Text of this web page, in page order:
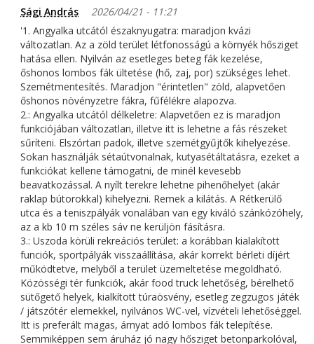
Sági András
2026/04/21 - 11:21
'1. Angyalka utcától északnyugatra: maradjon kvázi
változatlan. Az a zöld terület létfonosságú a környék hősziget
hatása ellen. Nyilván az esetleges beteg fák kezelése,
őshonos lombos fák ültetése (hő, zaj, por) szükséges lehet.
Szemétmentesítés. Maradjon "érintetlen" zöld, alapvetően
őshonos növényzetre fákra, fűfélékre alapozva.
2.: Angyalka utcától délkeletre: Alapvetően ez is maradjon
funkciójában változatlan, illetve itt is lehetne a fás részeket
sűríteni. Elszórtan padok, illetve szemétgyűjtők kihelyezése.
Sokan használják sétaútvonalnak, kutyasétáltatásra, ezeket a
funkciókat kellene támogatni, de minél kevesebb
beavatkozással. A nyílt terekre lehetne pihenőhelyet (akár
raklap bútorokkal) kihelyezni. Remek a kilátás. A Rétkerülő
utca és a teniszpályák vonalában van egy kiváló szánkózóhely,
az a kb 10 m széles sáv ne kerüljön fásításra.
3.: Uszoda körüli rekreációs terület: a korábban kialakított
funciók, sportpályák visszaállítása, akár korrekt bérleti díjért
működtetve, melyből a terület üzemeltetése megoldható.
Közösségi tér funkciók, akár food truck lehetőség, bérelhető
sütőgető helyek, kialkított túraösvény, esetleg zegzugos játék
/ játszótér elemekkel, nyilvános WC-vel, vízvételi lehetőséggel.
Itt is preferált magas, árnyat adó lombos fák telepítése.
Semmiképpen sem áruház jó nagy hősziget betonparkolóval,